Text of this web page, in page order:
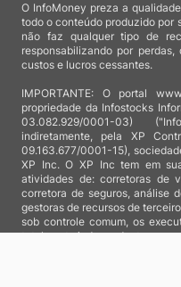
O InfoMoney preza a
todo o conteúdo produzido por
não faz qualquer tipo de
responsabilizando por
custos e lucros cessantes.
IMPORTANTE: O portal
propriedade da Infostocks
03.082.929/0001-03)
indiretamente, pela XP
09.163.677/0001-15),
XP Inc. O XP Inc tem em
atividades de: corretoras de
corretora de seguros, análise
gestoras de recursos de
sob controle comum, os
totalmente independentes e as